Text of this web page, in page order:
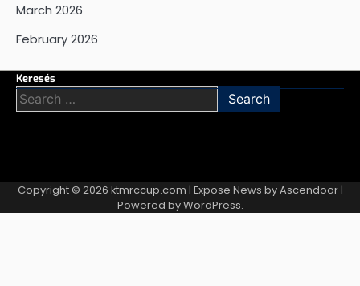
March 2026
February 2026
Keresés
Search
for:
Copyright © 2026 ktmrccup.com | Expose News byAscendoor|
Powered byWordPress.